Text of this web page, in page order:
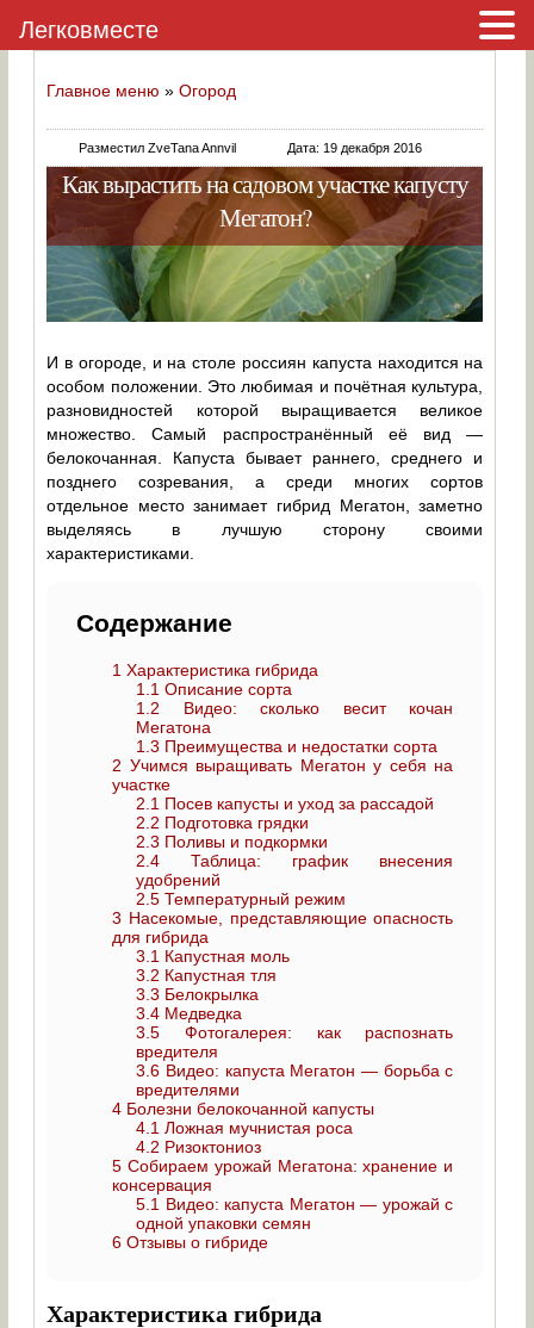
Главное меню »Огород
Разместил ZveTana Annvil Дата: 19 декабря 2016
Как вырастить на садовом участке капусту
Мегатон?
И в огороде, и на столе россиян капуста находится на
особом положении. Это любимая и почётная культура,
разновидностей которой выращивается великое
множество. Самый распространённый её вид —
белокочанная. Капуста бывает раннего, среднего и
позднего созревания, а среди многих сортов
отдельное место занимает гибрид Мегатон, заметно
выделяясь в лучшую сторону своими
характеристиками.
Содержание
1 Характеристика гибрида
1.1 Описание сорта
1.2 Видео: сколько весит кочан
Мегатона
1.3 Преимущества и недостатки сорта
2 Учимся выращивать Мегатон у себя на
участке
2.1 Посев капусты и уход за рассадой
2.2 Подготовка грядки
2.3 Поливы и подкормки
2.4 Таблица: график внесения
удобрений
2.5 Температурный режим
3 Насекомые, представляющие опасность
для гибрида
3.1 Капустная моль
3.2 Капустная тля
3.3 Белокрылка
3.4 Медведка
3.5 Фотогалерея: как распознать
вредителя
3.6 Видео: капуста Мегатон — борьба с
вредителями
4 Болезни белокочанной капусты
4.1 Ложная мучнистая роса
4.2 Ризоктониоз
5 Собираем урожай Мегатона: хранение и
консервация
5.1 Видео: капуста Мегатон — урожай с
одной упаковки семян
6 Отзывы о гибриде
Характеристика гибрида
Легковместе